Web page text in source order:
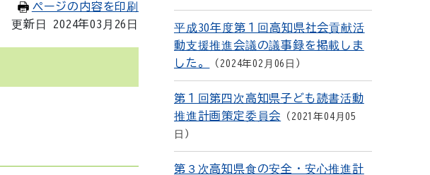
ページの内容を印刷
更新日 2024年03月26日
平成30年度第１回高知県社会貢献活
動支援推進会議の議事録を掲載しま
した。
2024年02月06日
第１回第四次高知県子ども読書活動
推進計画策定委員会
2021年04月05
日
第３次高知県食の安全・安心推進計